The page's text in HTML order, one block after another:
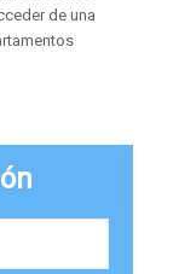
de una